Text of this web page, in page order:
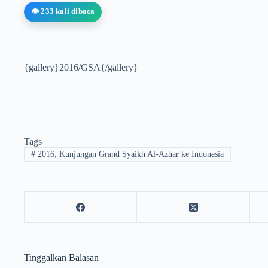
👁️ 233 kali dibaca
{gallery}2016/GSA{/gallery}
Tags
#2016; Kunjungan Grand Syaikh Al-Azhar ke Indonesia
Tinggalkan Balasan